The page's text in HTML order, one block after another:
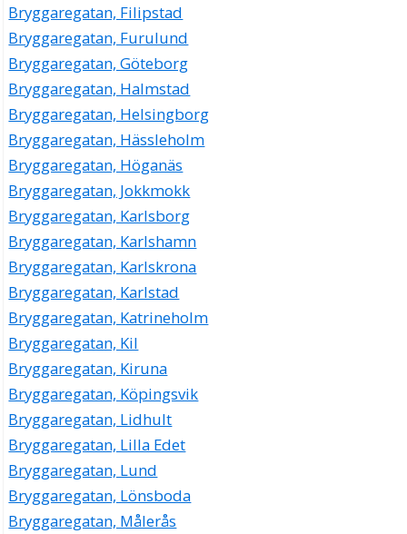
Bryggaregatan, Filipstad
Bryggaregatan, Furulund
Bryggaregatan, Göteborg
Bryggaregatan, Halmstad
Bryggaregatan, Helsingborg
Bryggaregatan, Hässleholm
Bryggaregatan, Höganäs
Bryggaregatan, Jokkmokk
Bryggaregatan, Karlsborg
Bryggaregatan, Karlshamn
Bryggaregatan, Karlskrona
Bryggaregatan, Karlstad
Bryggaregatan, Katrineholm
Bryggaregatan, Kil
Bryggaregatan, Kiruna
Bryggaregatan, Köpingsvik
Bryggaregatan, Lidhult
Bryggaregatan, Lilla Edet
Bryggaregatan, Lund
Bryggaregatan, Lönsboda
Bryggaregatan, Målerås